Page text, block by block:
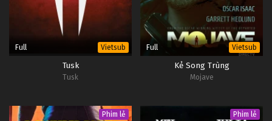
Full Vietsub
Tusk
Tusk
Full Vietsub
Kẻ Song Trùng
Mojave
Phim lẻ Phim lẻ